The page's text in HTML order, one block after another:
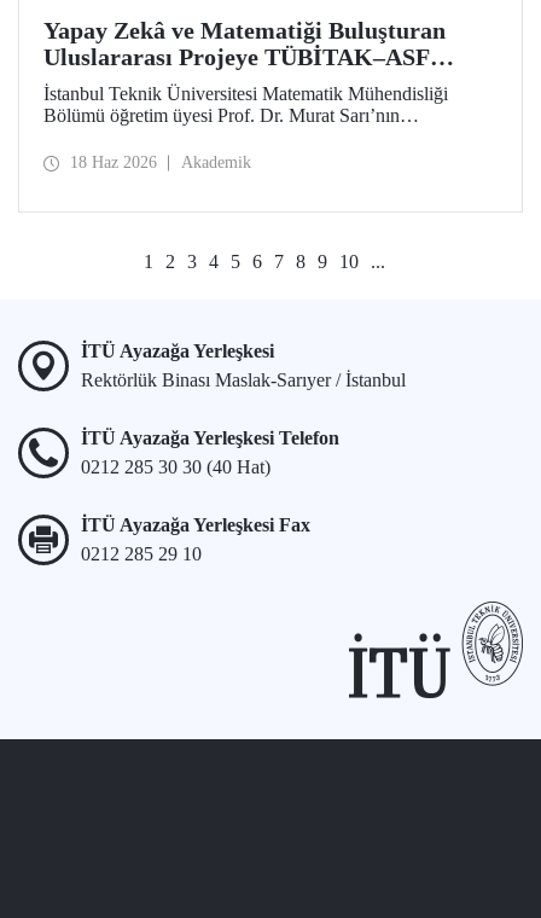
Yapay Zekâ ve Matematiği Buluşturan
Uluslararası Projeye TÜBİTAK–ASF
Desteği
İstanbul Teknik Üniversitesi Matematik Mühendisliği
Bölümü öğretim üyesi Prof. Dr. Murat Sarı’nın
matematiksel yöntemleri birleştiren uluslararası araştırma
18 Haz 2026 Akademik
1 2 3 4 5 6 7 8 9 10 ...
İTÜ Ayazağa Yerleşkesi
Rektörlük Binası Maslak-Sarıyer / İstanbul
İTÜ Ayazağa Yerleşkesi Telefon
0212 285 30 30 (40 Hat)
İTÜ Ayazağa Yerleşkesi Fax
0212 285 29 10